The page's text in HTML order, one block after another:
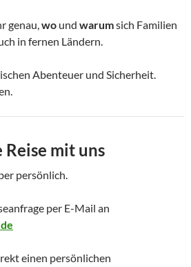
genau,wo und warumsich Familien
in fernen Ländern.
Abenteuer und Sicherheit.
mit uns
persönlich.
per E-Mail an
einen persönlichen